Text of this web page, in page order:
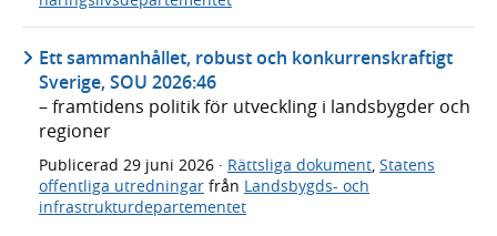
Ett sammanhållet, robust och konkurrenskraftigt
Sverige, SOU 2026:46
– framtidens politik för utveckling i landsbygder och
regioner
Publicerad 29 juni 2026 · Rättsliga dokument Statens
offentliga utredningar från Landsbygds- och
infrastrukturdepartementet